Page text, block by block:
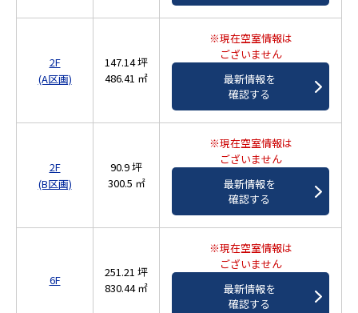
2F
(A区画)
147.14 坪
486.41 ㎡
※現在空室情報は
ございません
最新情報を
確認する
2F
(B区画)
90.9 坪
300.5 ㎡
※現在空室情報は
ございません
最新情報を
確認する
6F
251.21 坪
830.44 ㎡
※現在空室情報は
ございません
最新情報を
確認する